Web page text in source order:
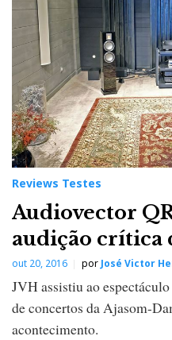
Reviews Testes
Audiovector
audição crítica
out 20, 2016 por José Victor
JVH assistiu ao
de concertos da Ajasom-
acontecimento.